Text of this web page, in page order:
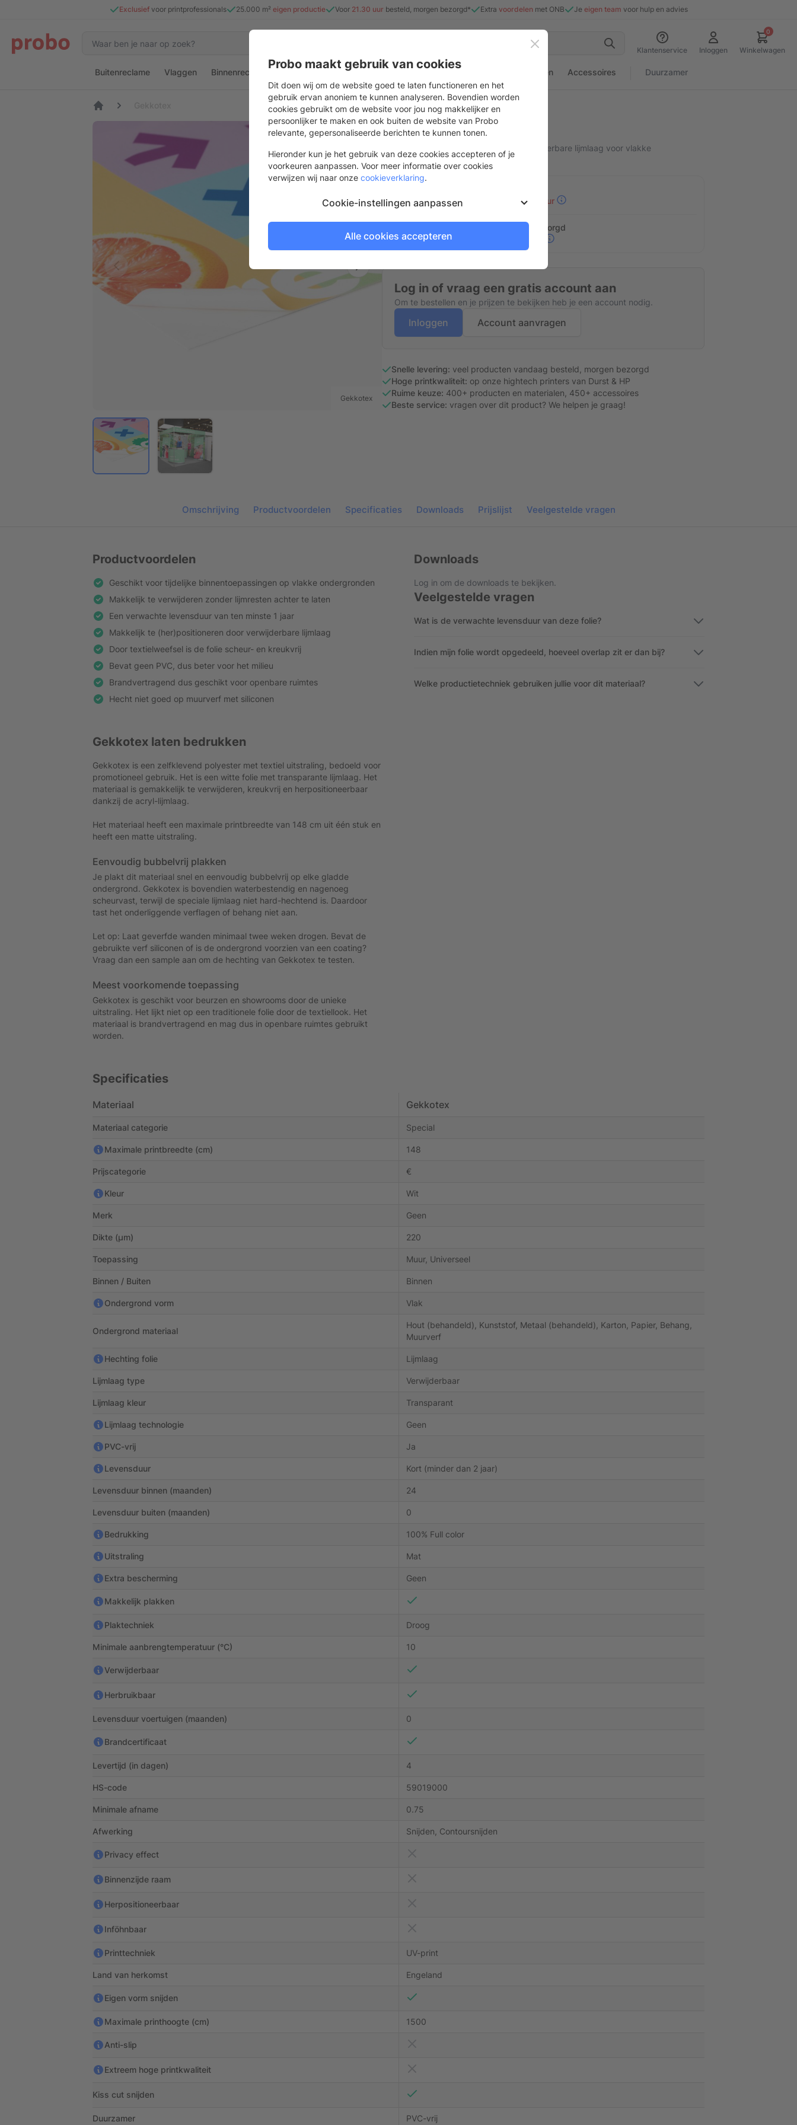
Exclusief voor printprofessionals 25.000 m² eigen productie Voor21.30 uur besteld, morgen bezorgd* Extra voordelen met ONB Je eigen team voor hulp en advies
Klantenservice
0
Winkelwagen
Inloggen
Buitenreclame Vlaggen Binnenreclame Beurs & evenement Interieur Stickers & drukwerk Materialen Accessoires Duurzamer
Gekkotex Toepassing Gekkotex
Gekkotex
Witte folie met matte textiellook en verwijderbare lijmlaag voor vlakke
ondergronden
Bestel op werkdagen voor
21.30 uur
Mogelijk in 2 tot 3 werkdagen bezorgd
Stel samen voor beschikbaarheid
Log in of vraag een gratis account aan
Om te bestellen en je prijzen te bekijken heb je een account nodig.
Inloggen Account aanvragen
Snelle levering: veel producten vandaag besteld, morgen bezorgd
Hoge printkwaliteit: op onze hightech printers van Durst & HP
Ruime keuze: 400+ producten en materialen, 450+ accessoires
Beste service: vragen over dit product? We helpen je graag!
Omschrijving Productvoordelen Specificaties Downloads Prijslijst Veelgestelde vragen
Productvoordelen
Geschikt voor tijdelijke binnentoepassingen op vlakke ondergronden
Makkelijk te verwijderen zonder lijmresten achter te laten
Een verwachte levensduur van ten minste 1 jaar
Makkelijk te (her)positioneren door verwijderbare lijmlaag
Door textielweefsel is de folie scheur- en kreukvrij
Bevat geen PVC, dus beter voor het milieu
Brandvertragend dus geschikt voor openbare ruimtes
Hecht niet goed op muurverf met siliconen
Gekkotex laten bedrukken
Gekkotex is een zelfklevend polyester met textiel uitstraling, bedoeld voor
promotioneel gebruik. Het is een witte folie met transparante lijmlaag. Het
materiaal is gemakkelijk te verwijderen, kreukvrij en herpositioneerbaar
dankzij de acryl-lijmlaag.
Het materiaal heeft een maximale printbreedte van 148 cm uit één stuk en
heeft een matte uitstraling.
Eenvoudig bubbelvrij plakken
Je plakt dit materiaal snel en eenvoudig bubbelvrij op elke gladde
ondergrond. Gekkotex is bovendien waterbestendig en nagenoeg
scheurvast, terwijl de speciale lijmlaag niet hard-hechtend is. Daardoor
tast het onderliggende verflagen of behang niet aan.
Let op: Laat geverfde wanden minimaal twee weken drogen. Bevat de
gebruikte verf siliconen of is de ondergrond voorzien van een coating?
Vraag dan een sample aan om de hechting van Gekkotex te testen.
Meest voorkomende toepassing
Gekkotex is geschikt voor beurzen en showrooms door de unieke
uitstraling. Het lijkt niet op een traditionele folie door de textiellook. Het
materiaal is brandvertragend en mag dus in openbare ruimtes gebruikt
worden.
Downloads
Log in om de downloads te bekijken.
Veelgestelde vragen
Wat is de verwachte levensduur van deze folie?
Indien mijn folie wordt opgedeeld, hoeveel overlap zit er dan bij?
Welke productietechniek gebruiken jullie voor dit materiaal?
Specificaties
Materiaal Gekkotex
Materiaal categorie Special
Maximale printbreedte (cm) 148
Prijscategorie €
Kleur Wit
Merk Geen
Dikte (µm) 220
Toepassing Muur, Universeel
Binnen / Buiten Binnen
Ondergrond vorm Vlak
Ondergrond materiaal
Hout (behandeld), Kunststof, Metaal (behandeld), Karton, Papier, Behang,
Muurverf
Hechting folie Lijmlaag
Lijmlaag type Verwijderbaar
Lijmlaag kleur Transparant
Lijmlaag technologie Geen
PVC-vrij Ja
Levensduur Kort (minder dan 2 jaar)
Levensduur binnen (maanden) 24
Levensduur buiten (maanden) 0
Bedrukking 100% Full color
Uitstraling Mat
Extra bescherming Geen
Makkelijk plakken
Plaktechniek Droog
Minimale aanbrengtemperatuur (°C) 10
Verwijderbaar
Herbruikbaar
Levensduur voertuigen (maanden) 0
Brandcertificaat
Levertijd (in dagen) 4
HS-code 59019000
Minimale afname 0.75
Afwerking Snijden, Contoursnijden
Privacy effect
Binnenzijde raam
Herpositioneerbaar
Inföhnbaar
Printtechniek UV-print
Land van herkomst Engeland
Eigen vorm snijden
Maximale printhoogte (cm) 1500
Anti-slip
Extreem hoge printkwaliteit
Kiss cut snijden
Duurzamer PVC-vrij
Sluiten
Probo maakt gebruik van cookies
Dit doen wij om de website goed te laten functioneren en het
gebruik ervan anoniem te kunnen analyseren. Bovendien worden
cookies gebruikt om de website voor jou nog makkelijker en
persoonlijker te maken en ook buiten de website van Probo
relevante, gepersonaliseerde berichten te kunnen tonen.
Hieronder kun je het gebruik van deze cookies accepteren of je
voorkeuren aanpassen. Voor meer informatie over cookies
verwijzen wij naar onze cookieverklaring.
Cookie-instellingen aanpassen
Alle cookies accepteren